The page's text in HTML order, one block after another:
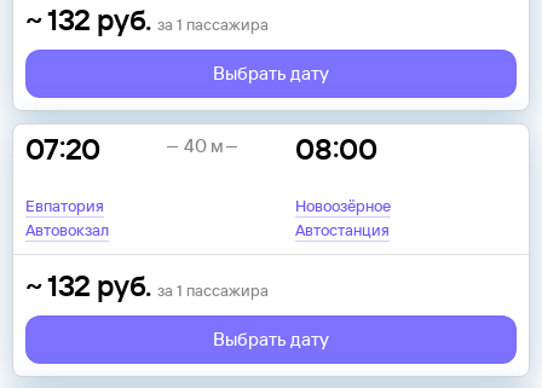
~132 руб. за 1 пассажира
Выбрать дату
07:20
Евпатория
Автовокзал
08:00
Новоозёрное
Автостанция
40 м
~132 руб. за 1 пассажира
Выбрать дату